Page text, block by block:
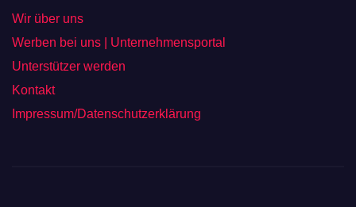
Wir über uns
Werben bei uns | Unternehmensportal
Unterstützer werden
Kontakt
Impressum/Datenschutzerklärung